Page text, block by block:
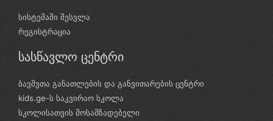
სისტემაში შესვლა
რეგისტრაცია
სასწავლო ცენტრი
ბავშვთა განათლების და განვითარების ცენტრი
kids.ge-ს საკვირაო სკოლა
სკოლისათვის მოსამზადებელი